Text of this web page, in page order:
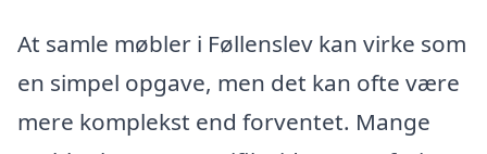
At samle møbler i Føllenslev kan virke som
en simpel opgave, men det kan ofte være
mere komplekst end forventet. Mange